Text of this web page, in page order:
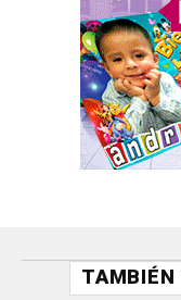
TAMBIÉN